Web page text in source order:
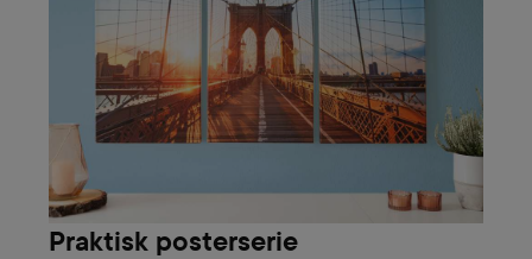
Praktisk posterserie